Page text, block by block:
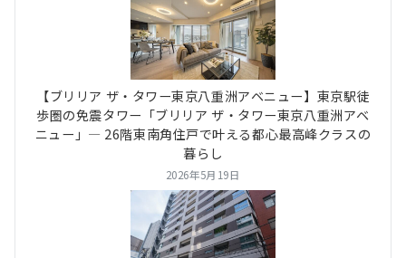
【ブリリア ザ・タワー東京八重洲アベニュー】東京駅徒
歩圏の免震タワー「ブリリア ザ・タワー東京八重洲アベ
ニュー」― 26階東南角住戸で叶える都心最高峰クラスの
暮らし
2026年5月19日